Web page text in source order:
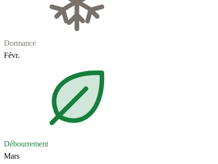
Dormance
Févr.
Débourrement
Mars